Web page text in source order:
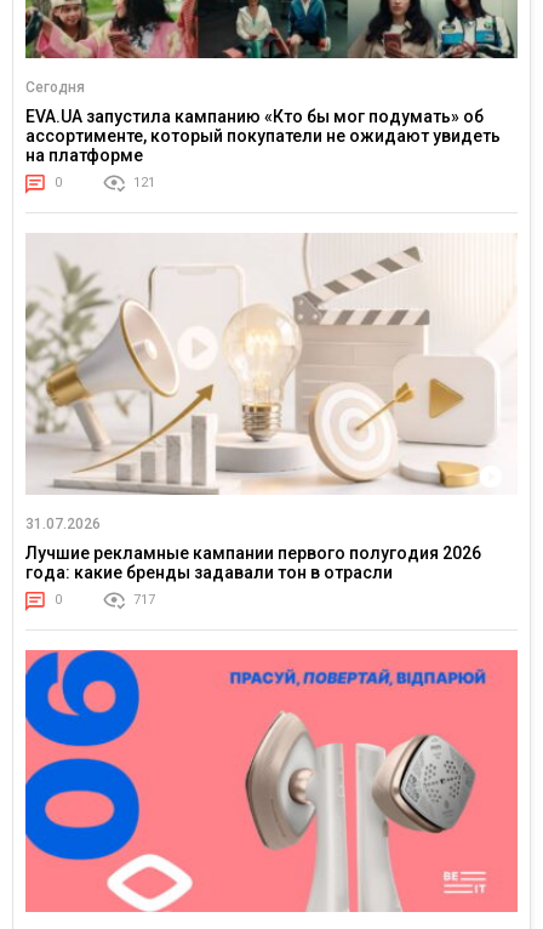
Сегодня
EVA.UA запустила кампанию «Кто бы мог подумать» об
ассортименте, который покупатели не ожидают увидеть
на платформе
0 121
31.07.2026
Лучшие рекламные кампании первого полугодия 2026
года: какие бренды задавали тон в отрасли
0 717